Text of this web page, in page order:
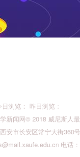
浏览： 昨日浏览：
新闻网© 2018 威尼斯人
安市长安区常宁大街360
电话